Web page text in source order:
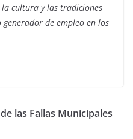
cultura y las tradiciones
de empleo en los
las Fallas Municipales